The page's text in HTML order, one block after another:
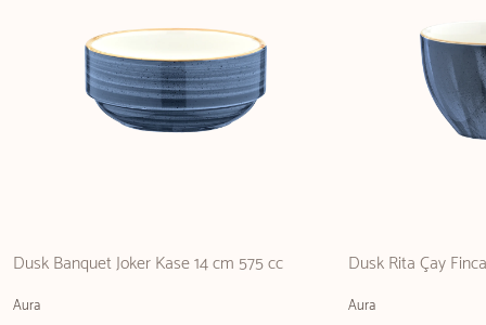
Dusk Banquet Joker Kase 14 cm 575 cc
Aura
Dusk Rita Çay
Aura